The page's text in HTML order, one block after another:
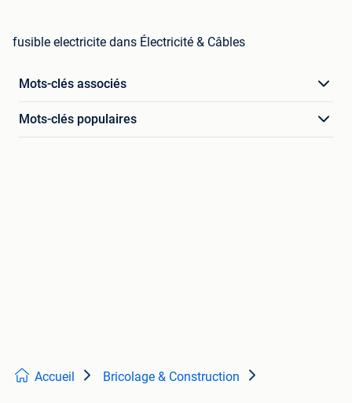
fusible electricite dans Électricité & Câbles
Mots-clés associés
Mots-clés populaires
Accueil Bricolage & Construction